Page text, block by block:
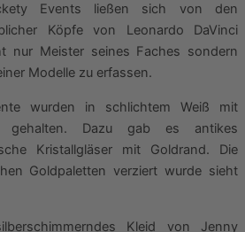
Events ließen sich von den
Köpfe von Leonardo DaVinci
nur Meister seines Faches sondern
Modelle zu erfassen.
wurden in schlichtem Weiß mit
gehalten. Dazu gab es antikes
Kristallgläser mit Goldrand. Die
Goldpaletten verziert wurde sieht
Kleid von Jenny